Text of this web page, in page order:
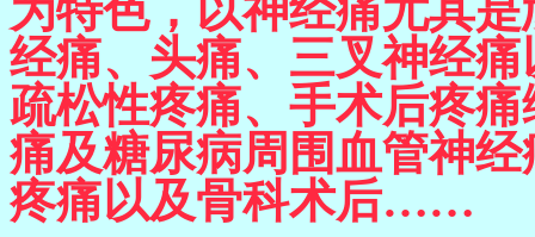
为特色，以神经痛尤其
经痛、头痛、三叉神经
疏松性疼痛、手术后疼
痛及糖尿病周围血管神经
疼痛以及骨科术后……